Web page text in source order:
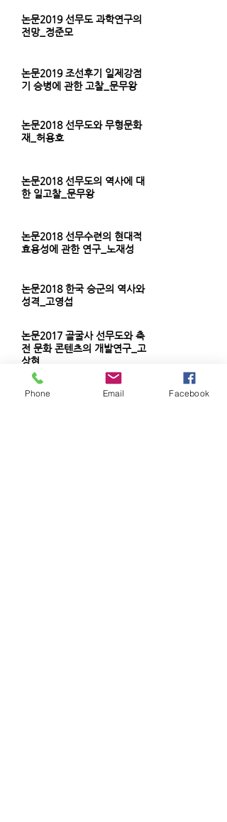
논문2019 선무도 과학연구의
전망_정준모
논문2019 조선후기 일제강점
기 승병에 관한 고찰_문무왕
논문2018 선무도와 무형문화
재_허용호
논문2018 선무도의 역사에 대
한 일고찰_문무왕
논문2018 선무수련의 현대적
효용성에 관한 연구_노재성
논문2018 한국 승군의 역사와
성격_고영섭
논문2017 골굴사 선무도와 축
전 문화 콘텐츠의 개발연구_고
상현
논문2014 고려 조선의 의승군
Phone Email Facebook